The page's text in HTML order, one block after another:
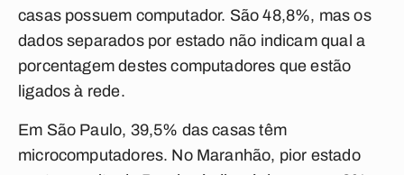
casas possuem computador. São 48,8%, mas os
dados separados por estado não indicam qual a
porcentagem destes computadores que estão
ligados à rede.
Em São Paulo, 39,5% das casas têm
microcomputadores. No Maranhão, pior estado